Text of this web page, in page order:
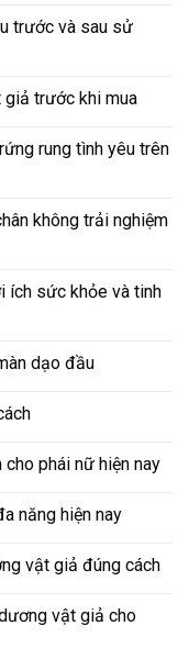
trước và sau sử
giả trước khi mua
rung tình yêu trên
không trải nghiệm
ích sức khỏe và tinh
dạo đầu
phái nữ hiện nay
năng hiện nay
vật giả đúng cách
vật giả cho